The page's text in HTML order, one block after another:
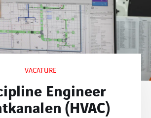
VACATURE
Engineer
(HVAC)